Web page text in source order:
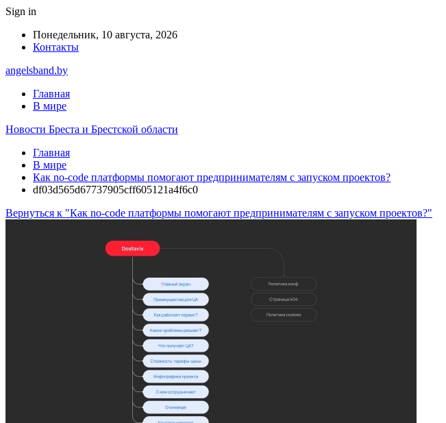
Sign in
Понедельник, 10 августа, 2026
Контакты
angelsband.by
Главная
В мире
Новости Бреста и Брестской области
Главная
В мире
Как no-code платформы помогают предпринимателям с запуском проектов?
df03d565d67737905cff605121a4f6c0
Вернуться к "Как no-code платформы помогают предпринимателям с запуском проектов?"